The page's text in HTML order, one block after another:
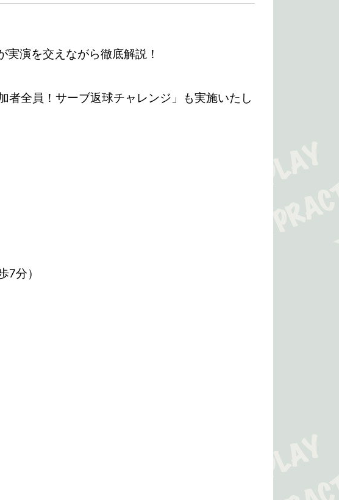
演を交えながら徹底解説！
者全員！サーブ返球チャレンジ」も実施いたし
分）